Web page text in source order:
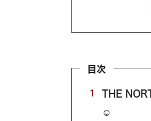
目次
1
THE
☺️